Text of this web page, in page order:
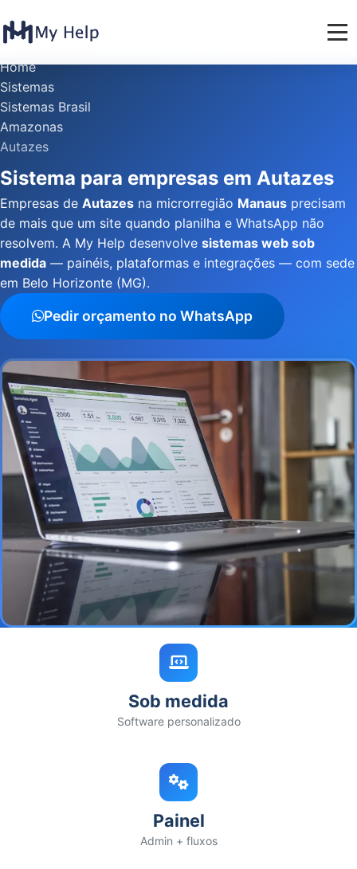
Home
Sistemas
Sistemas Brasil
Amazonas
Autazes
Sistema para empresas em Autazes
Empresas de Autazes na microrregião Manaus precisam
de mais que um site quando planilha e WhatsApp não
resolvem. A My Help desenvolve sistemas web sob
medida — painéis, plataformas e integrações — com sede
em Belo Horizonte (MG).
Pedir orçamento no WhatsApp
Sob medida
Software personalizado
Painel
Admin + fluxos